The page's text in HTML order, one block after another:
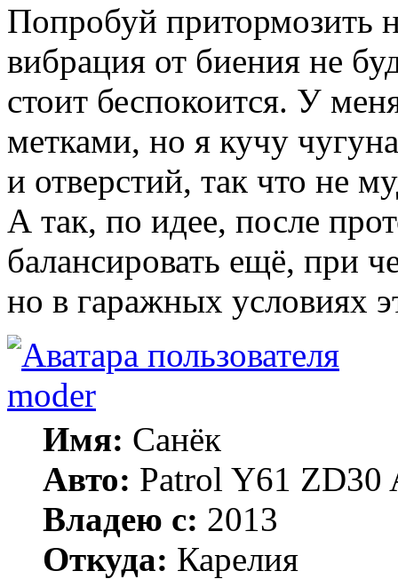
Попробуй притормозить
вибрация от биения не
стоит беспокоится. У
метками, но я кучу
и отверстий, так что не
А так, по идее, после
балансировать ещё, при
но в гаражных условиях
moder
Имя: Санёк
Авто: Patrol Y61 ZD30
Владею с: 2013
Откуда: Карелия